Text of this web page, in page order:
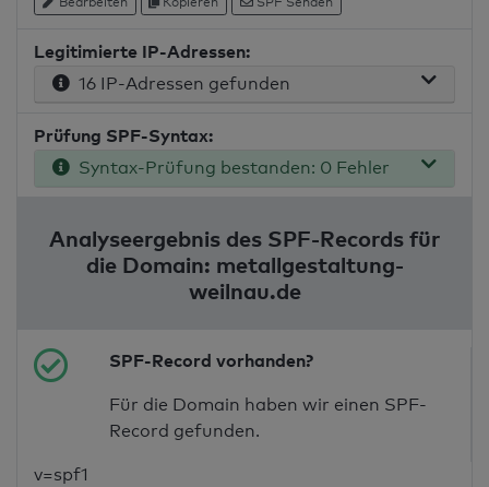
Legitimierte IP-Adressen:
16 IP-Adressen gefunden
Prüfung SPF-Syntax:
Syntax-Prüfung bestanden: 0 Fehler
Analyseergebnis des SPF-Records für
die Domain: metallgestaltung-
weilnau.de
SPF-Record vorhanden?
Für die Domain haben wir einen SPF-
Record gefunden.
v=spf1